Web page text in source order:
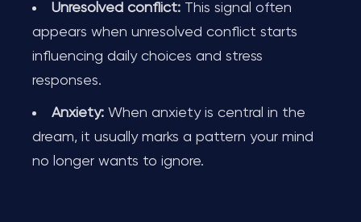
Unresolved conflict: This signal often
appears when unresolved conflict starts
influencing daily choices and stress
responses.
Anxiety: When anxiety is central in the
dream, it usually marks a pattern your mind
no longer wants to ignore.